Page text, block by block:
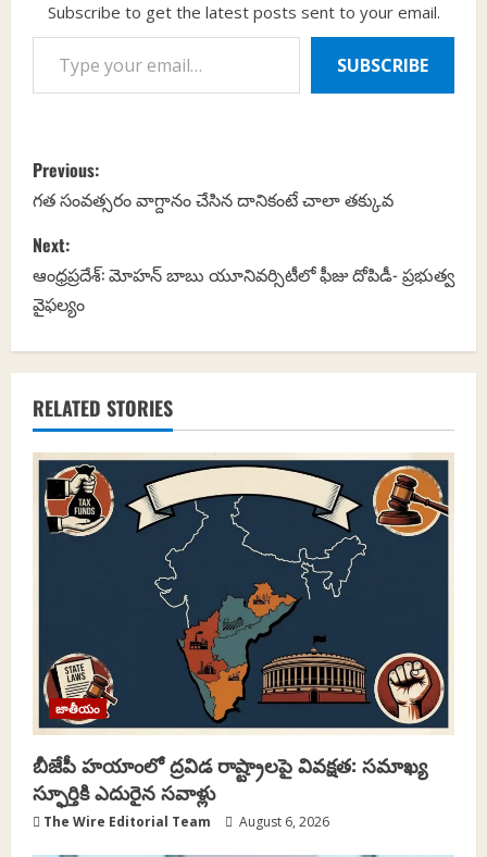
Subscribe to get the latest posts sent to your email.
Type your email…
SUBSCRIBE
P
o
s
t
n
a
v
g
o
n
Previous:
గత సంవత్సరం వాగ్దానం చేసిన దానికంటే చాలా తక్కువ
Next:
ఆంధ్రప్రదేశ్‌: మోహన్ బాబు యూనివర్సిటీలో ఫీజు దోపిడీ- ప్రభుత్వ
వైఫల్యం
RELATED STORIES
జాతీయం
బీజేపీ హయాంలో ద్రవిడ రాష్ట్రాలపై వివక్షత: సమాఖ్య
స్ఫూర్తికి ఎదురైన సవాళ్లు
The Wire Editorial Team August 6, 2026